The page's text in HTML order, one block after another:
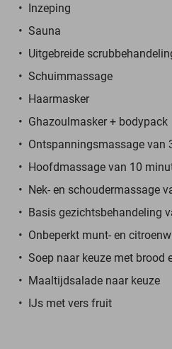
Inzeping
Sauna
Uitgebreide
Schuimmassage
Haarmasker
Ghazoulmasker + bodypack
Ontspanningsmassage van
Hoofdmassage van 10
Nek- en schoudermassage
Basis gezichtsbehandeling
Onbeperkt munt- en
Soep naar keuze met brood
Maaltijdsalade naar keuze
IJs met vers fruit